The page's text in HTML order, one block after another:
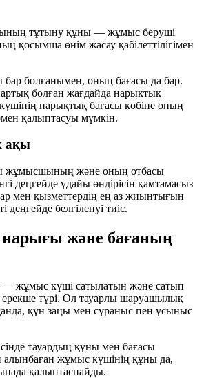
тұтыну құны — жұмыс беруші
қосымша өнім жасау қабілеттілігімен
болғанымен, оның бағасы да бар.
болған жағдайда нарықтық
нарықтық бағасы көбіне оның
қалыптасуы мүмкін.
ақы
жұмысшының және оның отбасы
деңгейде ұдайы өндірісін қамтамасыз
мен қызметтердің ең аз жиынтығын
деңгейде белгіленуі тиіс.
және бағаның
жұмыс күші сатылатын және сатып
түрі. Ол тауарлы шаруашылық
құн заңы мен сұраныс пен ұсыныс
тауардың құны мен бағасы
жұмыс күшінің құны да,
қалыптаспайды.